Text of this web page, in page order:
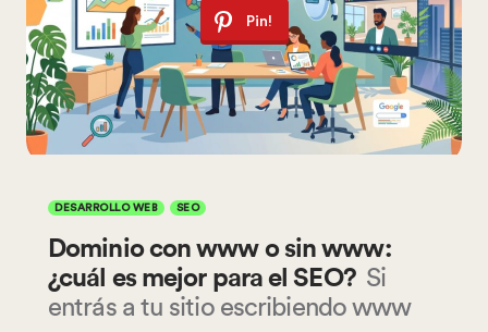
Pin!
DESARROLLO WEB SEO
Dominio con www o sin www:
¿cuál es mejor para el SEO? Si
entrás a tu sitio escribiendo www